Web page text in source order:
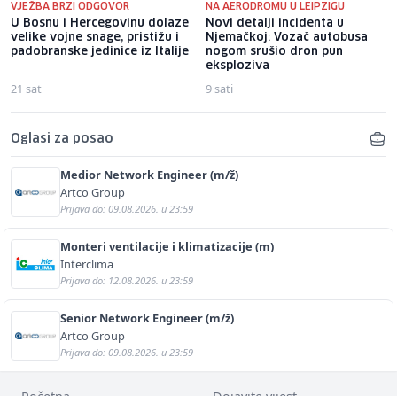
VJEŽBA BRZI ODGOVOR
U Bosnu i Hercegovinu dolaze
velike vojne snage, pristižu i
padobranske jedinice iz Italije
21 sat
NA AERODROMU U LEIPZIGU
Novi detalji incidenta u
Njemačkoj: Vozač autobusa
nogom srušio dron pun
eksploziva
9 sati
Oglasi za posao
Medior Network Engineer (m/ž)
Artco Group
Prijava do: 09.08.2026. u 23:59
Monteri ventilacije i klimatizacije (m)
Interclima
Prijava do: 12.08.2026. u 23:59
Senior Network Engineer (m/ž)
Artco Group
Prijava do: 09.08.2026. u 23:59